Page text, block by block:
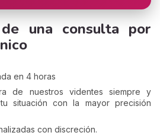
una consulta por
en 4 horas
de nuestros videntes siempre y
situación con la mayor precisión
con discreción.